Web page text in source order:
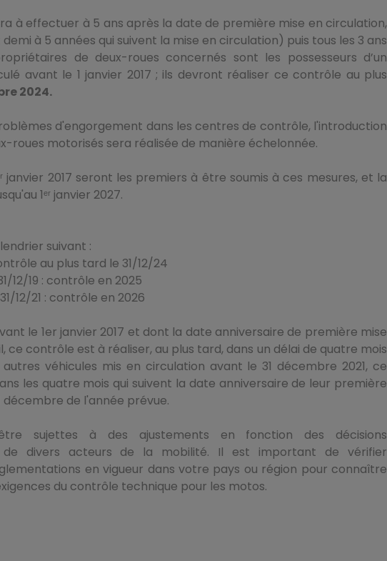
à effectuer à 5 ans après la date de première mise en circulation,
à 5 années qui suivent la mise en circulation) puis tous les 3 ans
de deux-roues concernés sont les possesseurs d’un
avant le 1 janvier 2017 ; ils devront réaliser ce contrôle au plus
2024.
d'engorgement dans les centres de contrôle, l'introduction
roues motorisés sera réalisée de manière échelonnée.
janvier 2017 seront les premiers à être soumis à ces mesures, et la
1ᵉʳ janvier 2027.
suivant :
au plus tard le 31/12/24
12/19 : contrôle en 2025
12/21 : contrôle en 2026
le 1er janvier 2017 et dont la date anniversaire de première mise
ce contrôle est à réaliser, au plus tard, dans un délai de quatre mois
véhicules mis en circulation avant le 31 décembre 2021, ce
les quatre mois qui suivent la date anniversaire de leur première
décembre de l'année prévue.
sujettes à des ajustements en fonction des décisions
de divers acteurs de la mobilité. Il est important de vérifier
en vigueur dans votre pays ou région pour connaître
du contrôle technique pour les motos.